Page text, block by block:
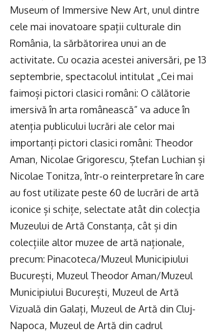
Museum of Immersive New Art, unul dintre
cele mai inovatoare spații culturale din
România, la sărbătorirea unui an de
activitate. Cu ocazia acestei aniversări, pe 13
septembrie, spectacolul intitulat „Cei mai
faimoși pictori clasici români: O călătorie
imersivă în arta românească” va aduce în
atenția publicului lucrări ale celor mai
importanți pictori clasici români: Theodor
Aman, Nicolae Grigorescu, Ștefan Luchian și
Nicolae Tonitza, într-o reinterpretare în care
au fost utilizate peste 60 de lucrări de artă
iconice și schițe, selectate atât din colecția
Muzeului de Artă Constanța, cât și din
colecțiile altor muzee de artă naționale,
precum: Pinacoteca/Muzeul Municipiului
București, Muzeul Theodor Aman/Muzeul
Municipiului București, Muzeul de Artă
Vizuală din Galați, Muzeul de Artă din Cluj-
Napoca, Muzeul de Artă din cadrul